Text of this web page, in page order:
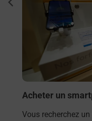
Acheter un
Vous recherchez